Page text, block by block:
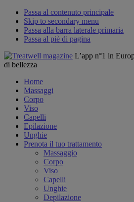
Passa al contenuto principale
Skip to secondary menu
Passa alla barra laterale primaria
Passa al piè di pagina
L’app n°1 in
di bellezza
Home
Massaggi
Corpo
Viso
Capelli
Epilazione
Unghie
Prenota il tuo trattamento
Massaggio
Corpo
Viso
Capelli
Unghie
Depilazione